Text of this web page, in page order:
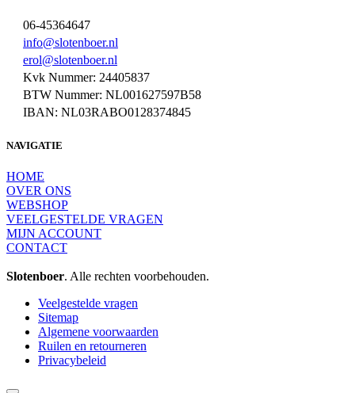
06-45364647
info@slotenboer.nl
erol@slotenboer.nl
Kvk Nummer: 24405837
BTW Nummer: NL001627597B58
IBAN: NL03RABO0128374845
NAVIGATIE
HOME
OVER ONS
WEBSHOP
VEELGESTELDE VRAGEN
MIJN ACCOUNT
CONTACT
Slotenboer. Alle rechten voorbehouden.
Veelgestelde vragen
Sitemap
Algemene voorwaarden
Ruilen en retourneren
Privacybeleid